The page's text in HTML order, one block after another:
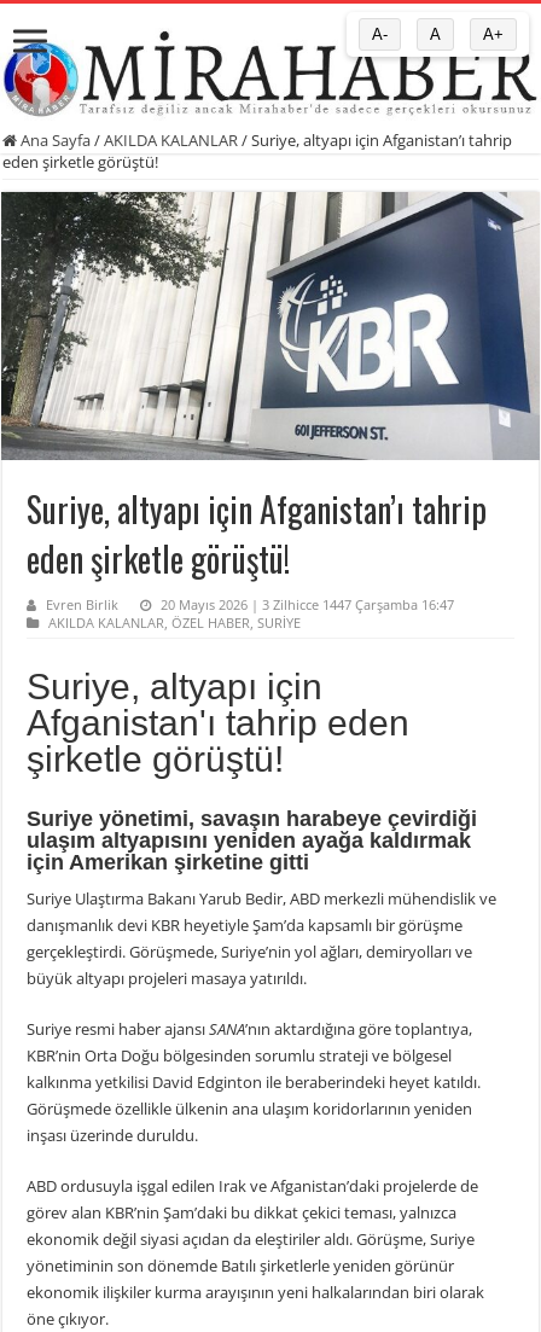
Ana Sayfa/AKILDA KALANLAR /Suriye, altyapı için Afganistan’ı tahrip
eden şirketle görüştü!
Suriye, altyapı için Afganistan’ı tahrip
eden şirketle görüştü!
Evren Birlik
20 Mayıs 2026 | 3 Zilhicce 1447 Çarşamba 16:47
AKILDA KALANLAR,ÖZEL HABER,SURİYE
Suriye, altyapı için
Afganistan'ı tahrip eden
şirketle görüştü!
Suriye yönetimi, savaşın harabeye çevirdiği
ulaşım altyapısını yeniden ayağa kaldırmak
için Amerikan şirketine gitti
Suriye Ulaştırma Bakanı Yarub Bedir, ABD merkezli mühendislik ve
danışmanlık devi KBR heyetiyle Şam’da kapsamlı bir görüşme
gerçekleştirdi. Görüşmede, Suriye’nin yol ağları, demiryolları ve
büyük altyapı projeleri masaya yatırıldı.
Suriye resmi haber ajansıSANA’nın aktardığına göre toplantıya,
KBR’nin Orta Doğu bölgesinden sorumlu strateji ve bölgesel
kalkınma yetkilisi David Edginton ile beraberindeki heyet katıldı.
Görüşmede özellikle ülkenin ana ulaşım koridorlarının yeniden
inşası üzerinde duruldu.
ABD ordusuyla işgal edilen Irak ve Afganistan’daki projelerde de
görev alan KBR’nin Şam’daki bu dikkat çekici teması, yalnızca
ekonomik değil siyasi açıdan da eleştiriler aldı. Görüşme, Suriye
yönetiminin son dönemde Batılı şirketlerle yeniden görünür
ekonomik ilişkiler kurma arayışının yeni halkalarından biri olarak
öne çıkıyor.
A- A A+